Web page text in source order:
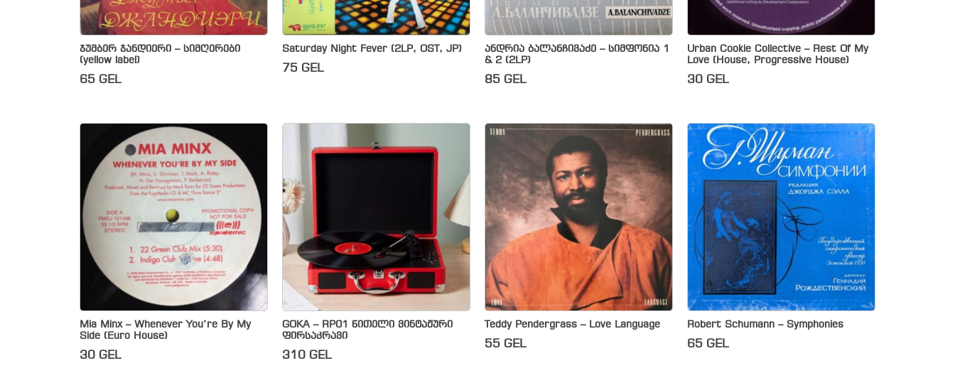
ჯუმბერ ჯანდიერი – სიმღერები
(yellow label)
65 GEL
Saturday Night Fever (2LP, OST, JP)
75 GEL
ანდრია ბალანჩივაძე – სიმფონია 1
& 2 (2LP)
85 GEL
Urban Cookie Collective – Rest Of My
Love (House, Progressive House)
30 GEL
Mia Minx – Whenever You’re By My
Side (Euro House)
30 GEL
GOKA – RP01 წითელი ვინტაჟური
ფირსაკრავი
310 GEL
Teddy Pendergrass – Love Language
55 GEL
Robert Schumann – Symphonies
65 GEL